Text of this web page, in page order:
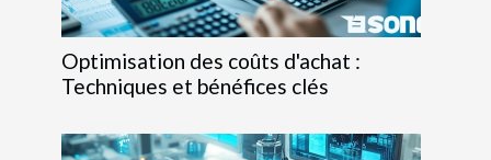
Optimisation des coûts d'achat :
Techniques et bénéfices clés